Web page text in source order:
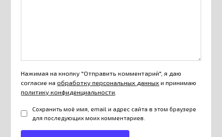
Нажимая на кнопку "Отправить комментарий", я даю
согласие наобработку персональных данныхи принимаю
политику конфиденциальности.
Сохранить моё имя, email и адрес сайта в этом браузере
для последующих моих комментариев.